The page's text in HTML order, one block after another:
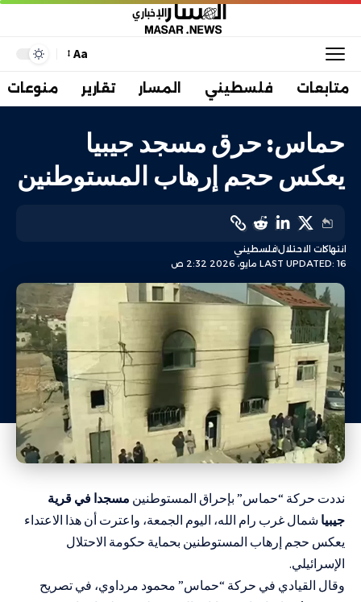
Aa
متابعات فلسطيني المسار تقارير منوعات
حماس: حرق مسجد جيبيا
يعكس حجم إرهاب المستوطنين
LAST UPDATED: 16 مايو، 2026 2:32 ص
انتهاكات الاحتلالفلسطيني
نددت حركة “حماس” بإحراق المستوطنين مسجدا في قرية
جيبيا شمال غرب رام الله، اليوم الجمعة، واعترت أن هذا الاعتداء
يعكس حجم إرهاب المستوطنين بحماية حكومة الاحتلال
الإسرائيلي.
وقال القيادي في حركة “حماس” محمود مرداوي، في تصريح